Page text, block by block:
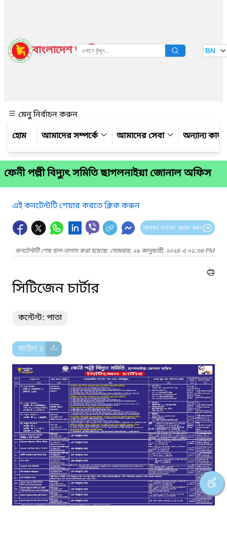
বাংলাদেশ জাতীয় তথ্য বাতায়ন BN
মেনু নির্বাচন করুন
আমাদের সম্পর্কে
আমাদের সেবা অন্যান্য
ফেনী পল্লী বিদ্যুৎ সমিতি ছাগলনাইয়া জোনাল অফিস
এই কনটেন্টটি শেয়ার করতে ক্লিক করুন
আপনার মতামত প্রদান করুন
কনটেন্টটি শেষ হাল-নাগাদ করা হয়েছে: সোমবার, ২৯ জানুয়ারী, ২০২৪ এ ০১:৩৪ PM
সিটিজেন চার্টার
কন্টেন্ট: পাতা
ফাইল ১